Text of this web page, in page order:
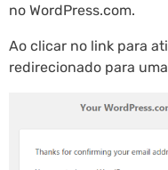
no WordPress.com.
Ao clicar no link para
redirecionado para